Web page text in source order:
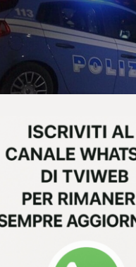
VENETO
VICENZA E
- 15.55
accoltellamento a
un
il rimpatrio